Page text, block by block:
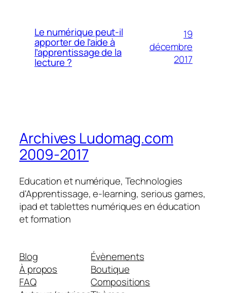
Le numérique peut-il
apporter de l’aide à
l’apprentissage de la
lecture ?
19
décembre
2017
Archives Ludomag.com
2009-2017
Education et numérique, Technologies
d'Apprentissage, e-learning, serious games,
ipad et tablettes numériques en éducation
et formation
Blog
À propos
FAQ
Évènements
Boutique
Compositions